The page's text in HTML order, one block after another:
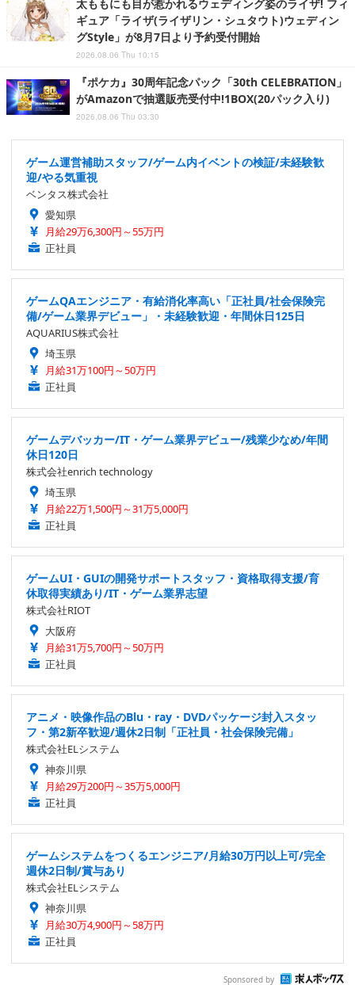
太ももにも目が惹かれるウェディング姿のライザ! フィ
ギュア「ライザ(ライザリン・シュタウト)ウェディン
グStyle」が8月7日より予約受付開始
2026.08.06 Thu 10:15
『ポケカ』30周年記念パック「30th CELEBRATION」
がAmazonで抽選販売受付中!1BOX(20パック入り)
2026.08.06 Thu 03:30
ゲーム運営補助スタッフ/ゲーム内イベントの検証/未経験歓
迎/やる気重視
ベンタス株式会社
愛知県
月給29万6,300円～55万円
正社員
ゲームQAエンジニア・有給消化率高い「正社員/社会保険完
備/ゲーム業界デビュー」・未経験歓迎・年間休日125日
AQUARIUS株式会社
埼玉県
月給31万100円～50万円
正社員
ゲームデバッカー/IT・ゲーム業界デビュー/残業少なめ/年間
休日120日
株式会社enrich technology
埼玉県
月給22万1,500円～31万5,000円
正社員
ゲームUI・GUIの開発サポートスタッフ・資格取得支援/育
休取得実績あり/IT・ゲーム業界志望
株式会社RIOT
大阪府
月給31万5,700円～50万円
正社員
アニメ・映像作品のBlu・ray・DVDパッケージ封入スタッ
フ・第2新卒歓迎/週休2日制「正社員・社会保険完備」
株式会社ELシステム
神奈川県
月給29万200円～35万5,000円
正社員
ゲームシステムをつくるエンジニア/月給30万円以上可/完全
週休2日制/賞与あり
株式会社ELシステム
神奈川県
月給30万4,900円～58万円
正社員
Sponsored by